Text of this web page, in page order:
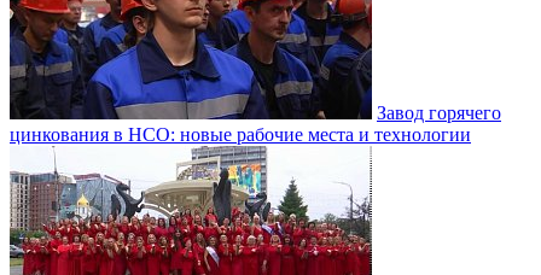
Завод горячего
цинкования в НСО: новые рабочие места и технологии